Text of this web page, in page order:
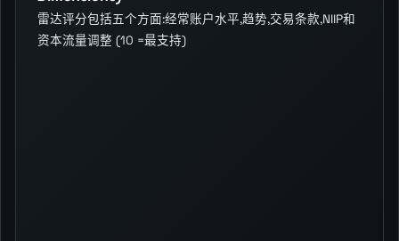
雷达评分包括五个方面:经常账户水平,趋势,交易条款,NIIP和
资本流量调整 (10 =最支持)